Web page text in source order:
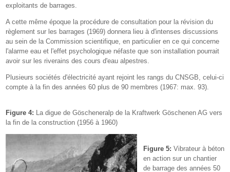
exploitants de barrages.
A cette même époque la procédure de consultation pour la révision du
règlement sur les barrages (1969) donnera lieu à d'intenses discussions
au sein de la Commission scientifique, en particulier en ce qui concerne
l'alarme eau et l'effet psychologique néfaste que son installation pourrait
avoir sur les riverains des cours d'eau alpestres.
Plusieurs sociétés d'électricité ayant rejoint les rangs du CNSGB, celui-ci
compte à la fin des années 60 plus de 90 membres (1967: max. 93).
Figure 4: La digue de Göscheneralp de la Kraftwerk Göschenen AG vers
la fin de la construction (1956 à 1960)
Figure 5: Vibrateur à béton
en action sur un chantier
de barrage des années 50